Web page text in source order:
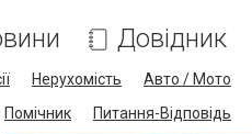
Довідник
Нерухомість Авто / Мото
Помічник Питання-Відповідь